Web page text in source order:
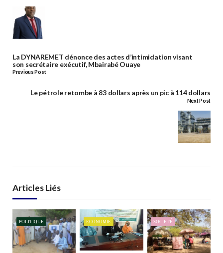
La DYNAREMET dénonce des actes d’intimidation visant
son secrétaire exécutif, Mbairabé Ouaye
Previous Post
Le pétrole retombe à 83 dollars après un pic à 114 dollars
Next Post
Articles Liés
POLITIQUE ECONOMIE SOCIETÉ